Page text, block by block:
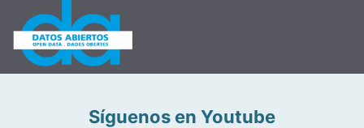
Síguenos en Youtube